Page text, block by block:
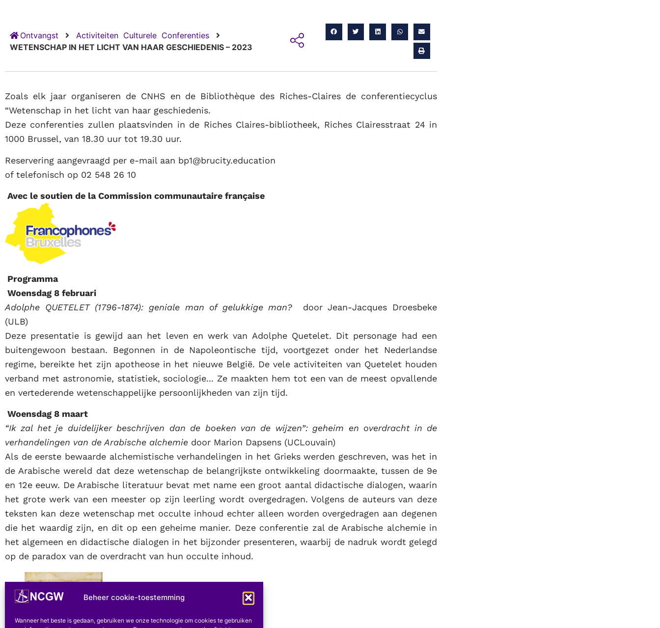
Beheer cookie-toestemming
Wanneer het beste is gedaan, gebruiken we onze technologie om cookies te gebruiken
Ontvangst Activiteiten Culturele Conferenties
WETENSCHAP IN HET LICHT VAN HAAR GESCHIEDENIS – 2023
Zoals elk jaar organiseren de CNHS en de Bibliothèque des Riches-Claires de conferentiecyclus
“Wetenschap in het licht van haar geschiedenis.
Deze conferenties zullen plaatsvinden in de Riches Claires-bibliotheek, Riches Clairesstraat 24 in
1000 Brussel, van 18.30 uur tot 19.30 uur.
Reservering aangevraagd per e-mail aan bp1@brucity.education
of telefonisch op 02 548 26 10
Avec le soutien de la Commission communautaire française
Programma
Woensdag 8 februari
Adolphe QUETELET (1796-1874): geniale man of gelukkige man? door Jean-Jacques Droesbeke
(ULB)
Deze presentatie is gewijd aan het leven en werk van Adolphe Quetelet. Dit personage had een
buitengewoon bestaan. Begonnen in de Napoleontische tijd, voortgezet onder het Nederlandse
regime, bereikte het zijn apotheose in het nieuwe België. De vele activiteiten van Quetelet houden
verband met astronomie, statistiek, sociologie... Ze maakten hem tot een van de meest opvallende
en vertederende wetenschappelijke persoonlijkheden van zijn tijd.
Woensdag 8 maart
“Ik zal het je duidelijker beschrijven dan de boeken van de wijzen”: geheim en overdracht in de
verhandelingen van de Arabische alchemie door Marion Dapsens (UCLouvain)
Als de eerste bewaarde alchemistische verhandelingen in het Grieks werden geschreven, was het in
de Arabische wereld dat deze wetenschap de belangrijkste ontwikkeling doormaakte, tussen de 9e
en 12e eeuw. De Arabische literatuur bevat met name een groot aantal didactische dialogen, waarin
het grote werk van een meester op zijn leerling wordt overgedragen. Volgens de auteurs van deze
teksten kan deze wetenschap met occulte inhoud echter alleen worden overgedragen aan degenen
die het waardig zijn, en dit op een geheime manier. Deze conferentie zal de Arabische alchemie in
het algemeen en didactische dialogen in het bijzonder presenteren, waarbij de nadruk wordt gelegd
op de paradox van de overdracht van hun occulte inhoud.